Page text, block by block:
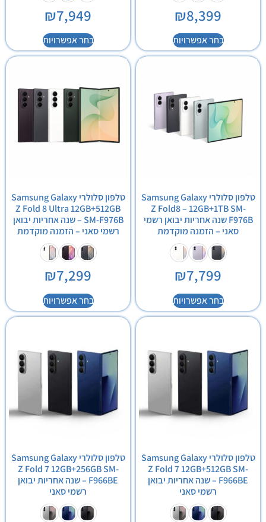
₪8,399
בחר אפשרויות
₪7,949
בחר אפשרויות
טלפון סלולרי Samsung Galaxy
Z Fold8 – 12GB+1TB SM-
F976B שנה אחריות יבואן רשמי
סאני – הזמנה מוקדמת
₪7,799
בחר אפשרויות
טלפון סלולרי Samsung Galaxy
Z Fold 8 Ultra 12GB+512GB
SM-F976B – שנה אחריות יבואן
רשמי סאני – הזמנה מוקדמת
₪7,299
בחר אפשרויות
טלפון סלולרי Samsung Galaxy
Z Fold 7 12GB+512GB SM-
F966BE – שנה אחריות יבואן
רשמי סאני
טלפון סלולרי Samsung Galaxy
Z Fold 7 12GB+256GB SM-
F966BE – שנה אחריות יבואן
רשמי סאני